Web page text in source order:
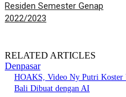
Residen Semester Genap
2022/2023
RELATED ARTICLES
Denpasar
HOAKS, Video Ny Putri
Bali Dibuat dengan AI